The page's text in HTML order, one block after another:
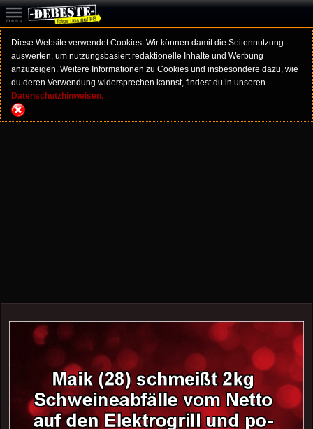
Diese Website verwendet Cookies. Wir können damit die Seitennutzung
auswerten, um nutzungsbasiert redaktionelle Inhalte und Werbung
anzuzeigen. Weitere Informationen zu Cookies und insbesondere dazu, wie
du deren Verwendung widersprechen kannst, findest du in unseren
Datenschutzhinweisen.